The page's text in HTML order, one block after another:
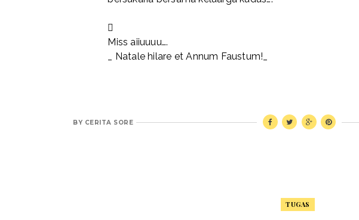

Miss aiiuuuu….
_ Natale hilare et Annum Faustum!_
BY CERITA SORE
TUGAS